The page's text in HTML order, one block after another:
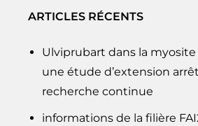
ARTICLES RÉCENTS
Ulviprubart dans la myosite
une étude d’extension
recherche continue
informations de la filière